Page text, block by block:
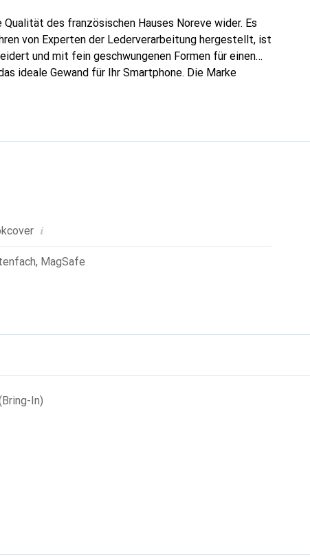
des französischen Hauses Noreve wider. Es
von Experten der Lederverarbeitung hergestellt, ist
und mit fein geschwungenen Formen für einen
ideale Gewand für Ihr Smartphone. Die Marke
i
, MagSafe
In)